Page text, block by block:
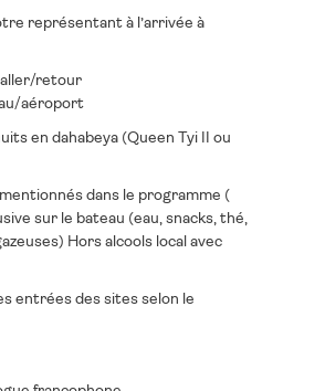
représentant à l’arrivée à
retour
aéroport
en dahabeya (Queen Tyi II ou
dans le programme (
sur le bateau (eau, snacks, thé,
Hors alcools local avec
entrées des sites selon le